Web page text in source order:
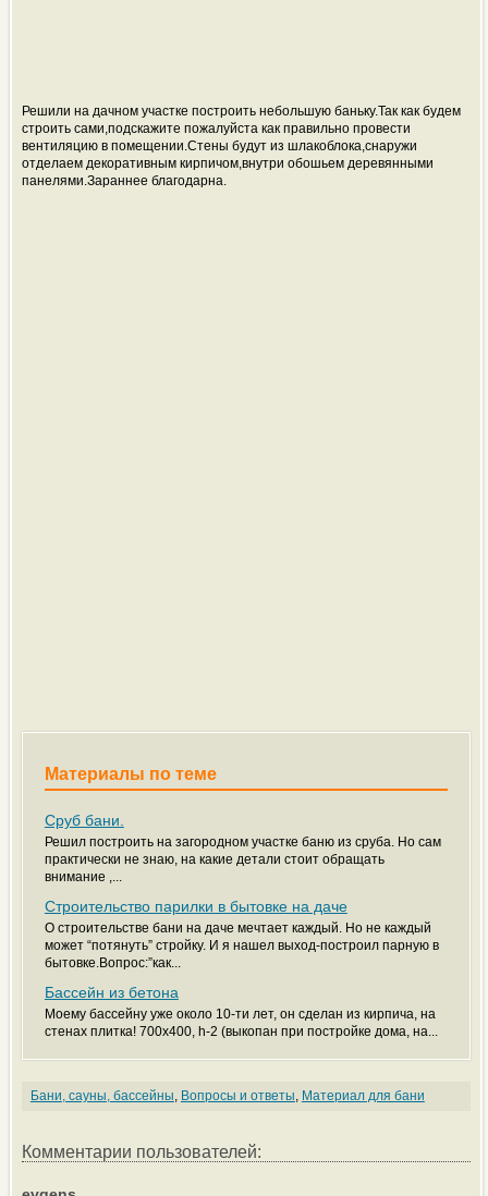
Решили на дачном участке построить небольшую баньку.Так как будем
строить сами,подскажите пожалуйста как правильно провести
вентиляцию в помещении.Стены будут из шлакоблока,снаружи
отделаем декоративным кирпичом,внутри обошьем деревянными
панелями.Зараннее благодарна.
Материалы по теме
Сруб бани.
Решил построить на загородном участке баню из сруба. Но сам
практически не знаю, на какие детали стоит обращать
внимание ,...
Строительство парилки в бытовке на даче
О строительстве бани на даче мечтает каждый. Но не каждый
может “потянуть” стройку. И я нашел выход-построил парную в
бытовке.Вопрос:”как...
Бассейн из бетона
Моему бассейну уже около 10-ти лет, он сделан из кирпича, на
стенах плитка! 700х400, h-2 (выкопан при постройке дома, на...
Бани, сауны, бассейны, Вопросы и ответы, Материал для бани
Комментарии пользователей: